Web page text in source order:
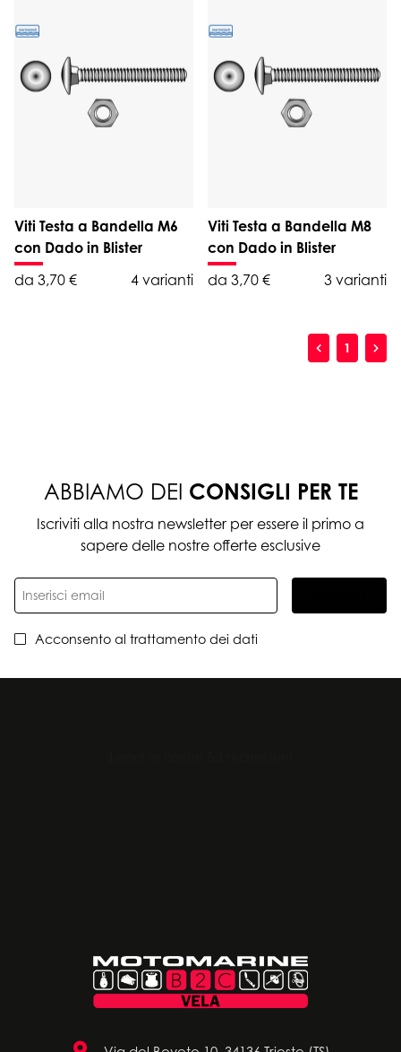
Viti Testa a Bandella M6
con Dado in Blister
da 3,70 €
4 varianti
Viti Testa a Bandella M8
con Dado in Blister
da 3,70 €
3 varianti
1
ABBIAMO DEI CONSIGLI PER TE
Iscriviti alla nostra newsletter per essere il primo a
sapere delle nostre offerte esclusive
Acconsento al trattamento dei dati